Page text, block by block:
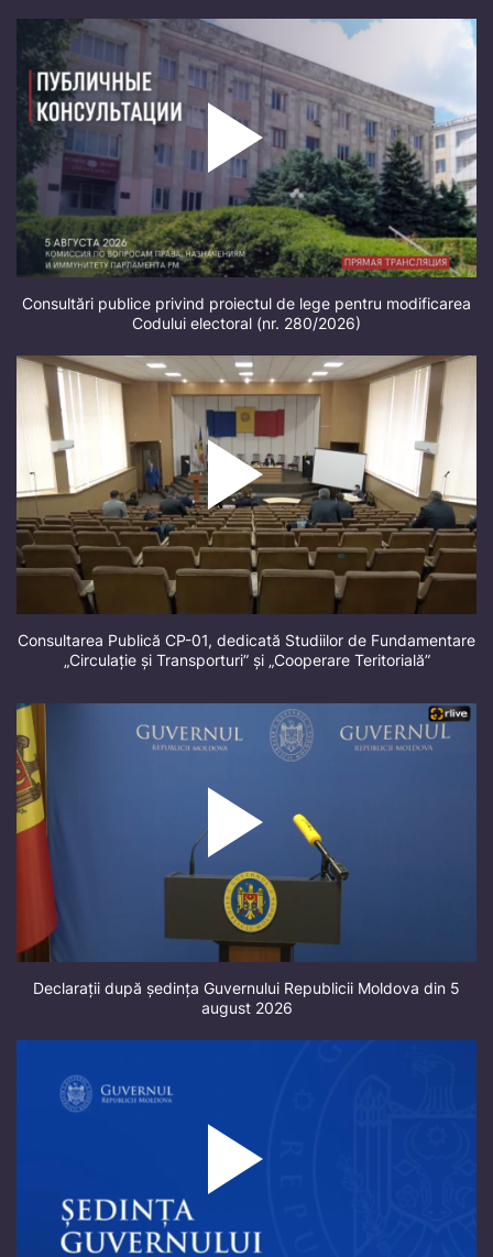
Consultări publice privind proiectul de lege pentru modificarea
Codului electoral (nr. 280/2026)
Consultarea Publică CP-01, dedicată Studiilor de Fundamentare
„Circulație și Transporturi” și „Cooperare Teritorială”
Declarații după ședința Guvernului Republicii Moldova din 5
august 2026